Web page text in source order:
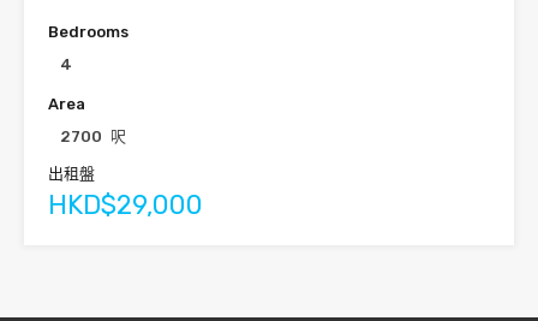
Bedrooms
4
Area
2700 呎
出租盤
HKD$29,000